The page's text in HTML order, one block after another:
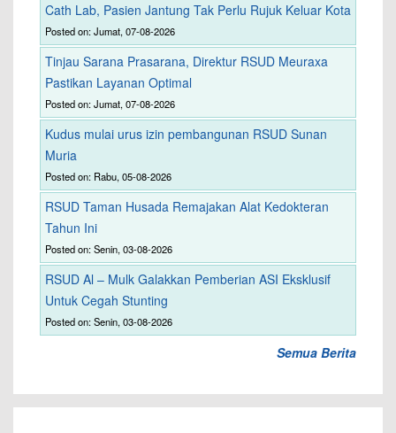
Cath Lab, Pasien Jantung Tak Perlu Rujuk Keluar Kota
Posted on: Jumat, 07-08-2026
Tinjau Sarana Prasarana, Direktur RSUD Meuraxa
Pastikan Layanan Optimal
Posted on: Jumat, 07-08-2026
Kudus mulai urus izin pembangunan RSUD Sunan
Muria
Posted on: Rabu, 05-08-2026
RSUD Taman Husada Remajakan Alat Kedokteran
Tahun Ini
Posted on: Senin, 03-08-2026
RSUD Al – Mulk Galakkan Pemberian ASI Eksklusif
Untuk Cegah Stunting
Posted on: Senin, 03-08-2026
Semua Berita